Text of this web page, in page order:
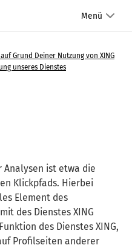
Menü
Grund Deiner Nutzung von XING
unseres Dienstes
Analysen ist etwa die
Klickpfads. Hierbei
Element des
des Dienstes XING
des Dienstes XING,
Profilseiten anderer